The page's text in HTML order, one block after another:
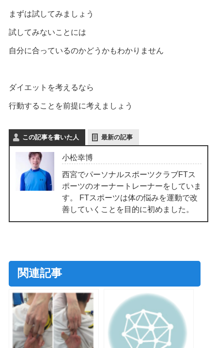
まずは試してみましょう
試してみないことには
自分に合っているのかどうかもわかりません
ダイエットを考えるなら
行動することを前提に考えましょう
この記事を書いた人 最新の記事
小松幸博
西宮でパーソナルスポーツクラブFTス
ポーツのオーナートレーナーをしていま
す。 FTスポーツは体の悩みを運動で改
善していくことを目的に初めました。
関連記事